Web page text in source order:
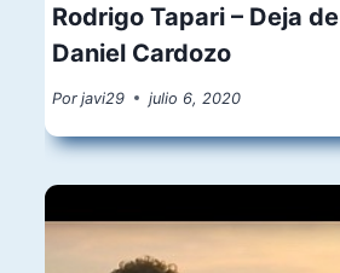
Rodrigo Tapari – Deja
Daniel Cardozo
Por javi29 julio 6, 2020